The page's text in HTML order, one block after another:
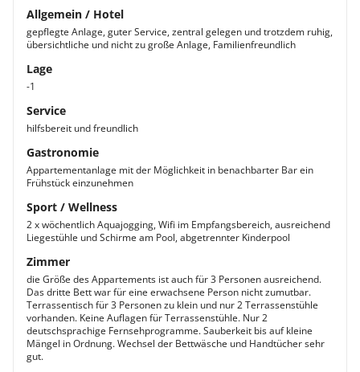
Allgemein / Hotel
gepflegte Anlage, guter Service, zentral gelegen und trotzdem ruhig,
übersichtliche und nicht zu große Anlage, Familienfreundlich
Lage
-1
Service
hilfsbereit und freundlich
Gastronomie
Appartementanlage mit der Möglichkeit in benachbarter Bar ein
Frühstück einzunehmen
Sport / Wellness
2 x wöchentlich Aquajogging, Wifi im Empfangsbereich, ausreichend
Liegestühle und Schirme am Pool, abgetrennter Kinderpool
Zimmer
die Größe des Appartements ist auch für 3 Personen ausreichend.
Das dritte Bett war für eine erwachsene Person nicht zumutbar.
Terrassentisch für 3 Personen zu klein und nur 2 Terrassenstühle
vorhanden. Keine Auflagen für Terrassenstühle. Nur 2
deutschsprachige Fernsehprogramme. Sauberkeit bis auf kleine
Mängel in Ordnung. Wechsel der Bettwäsche und Handtücher sehr
gut.